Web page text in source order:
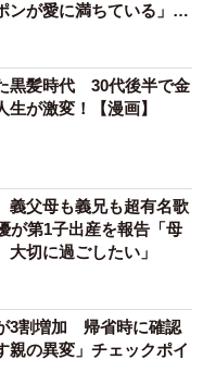
が愛に満ちている」
黒髪時代 30代後半で金
が激変！【漫画】
義父母も義兄も超有名歌
が第1子出産を報告「母
切に過ごしたい」
3割増加 帰省時に確認
親の異変」チェックポイ